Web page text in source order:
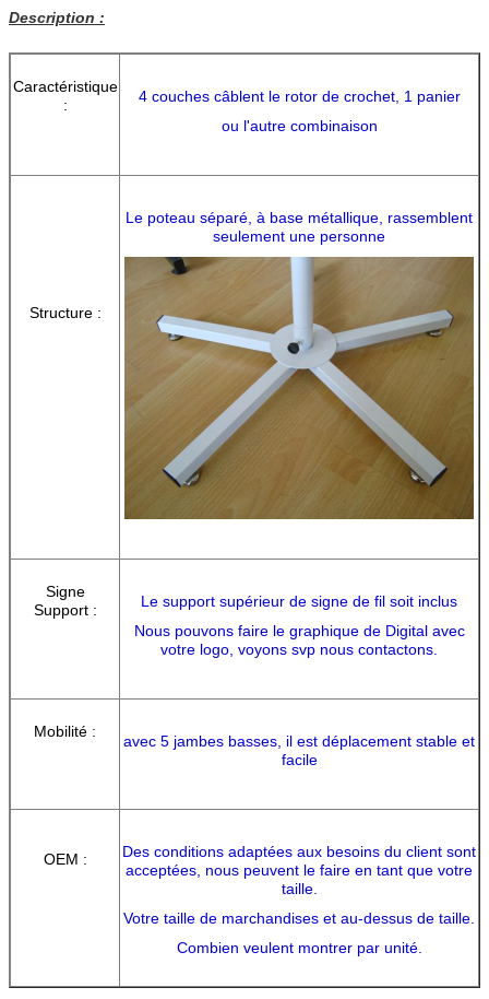
Description :
Caractéristique
:
4 couches câblent le rotor de crochet, 1 panier
ou l'autre combinaison
Structure :
Le poteau séparé, à base métallique, rassemblent
seulement une personne
Signe
Support :
Le support supérieur de signe de fil soit inclus
Nous pouvons faire le graphique de Digital avec
votre logo, voyons svp nous contactons.
Mobilité :
avec 5 jambes basses, il est déplacement stable et
facile
OEM :
Des conditions adaptées aux besoins du client sont
acceptées, nous peuvent le faire en tant que votre
taille.
Votre taille de marchandises et au-dessus de taille.
Combien veulent montrer par unité.